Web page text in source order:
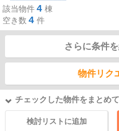
該当物件 4 棟
空き数 4 件
さらに条件
物件リク
チェックした物件をまとめて
検討リストに追加